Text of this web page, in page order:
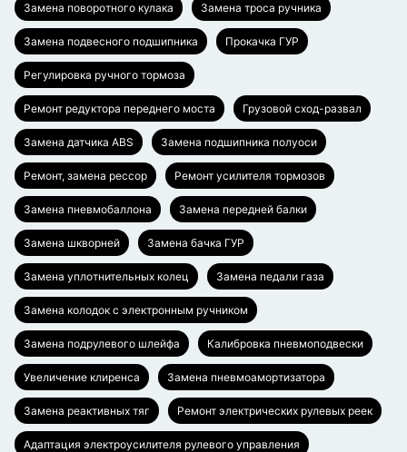
Замена поворотного кулака Замена троса ручника
Замена подвесного подшипника Прокачка ГУР
Регулировка ручного тормоза
Ремонт редуктора переднего моста Грузовой сход-развал
Замена датчика ABS Замена подшипника полуоси
Ремонт, замена рессор Ремонт усилителя тормозов
Замена пневмобаллона Замена передней балки
Замена шкворней Замена бачка ГУР
Замена уплотнительных колец Замена педали газа
Замена колодок с электронным ручником
Замена подрулевого шлейфа Калибровка пневмоподвески
Увеличение клиренса Замена пневмоамортизатора
Замена реактивных тяг Ремонт электрических рулевых реек
Адаптация электроусилителя рулевого управления